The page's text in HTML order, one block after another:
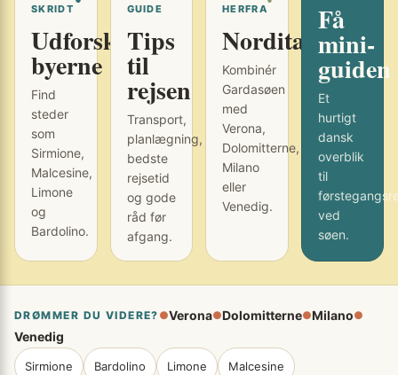
SKRIDT
Udforsk
byerne
Find
steder
som
Sirmione,
Malcesine,
Limone
og
Bardolino.
GUIDE
Tips
til
rejsen
Transport,
planlægning,
bedste
rejsetid
og gode
råd før
afgang.
HERFRA
Norditalien
Kombinér
Gardasøen
med
Verona,
Dolomitterne,
Milano
eller
Venedig.
Få
mini-
guiden
Et
hurtigt
dansk
overblik
til
ved
søen.
DRØMMER DU VIDERE? ●Verona●Dolomitterne●Milano●
Venedig
Sirmione Bardolino Limone Malcesine